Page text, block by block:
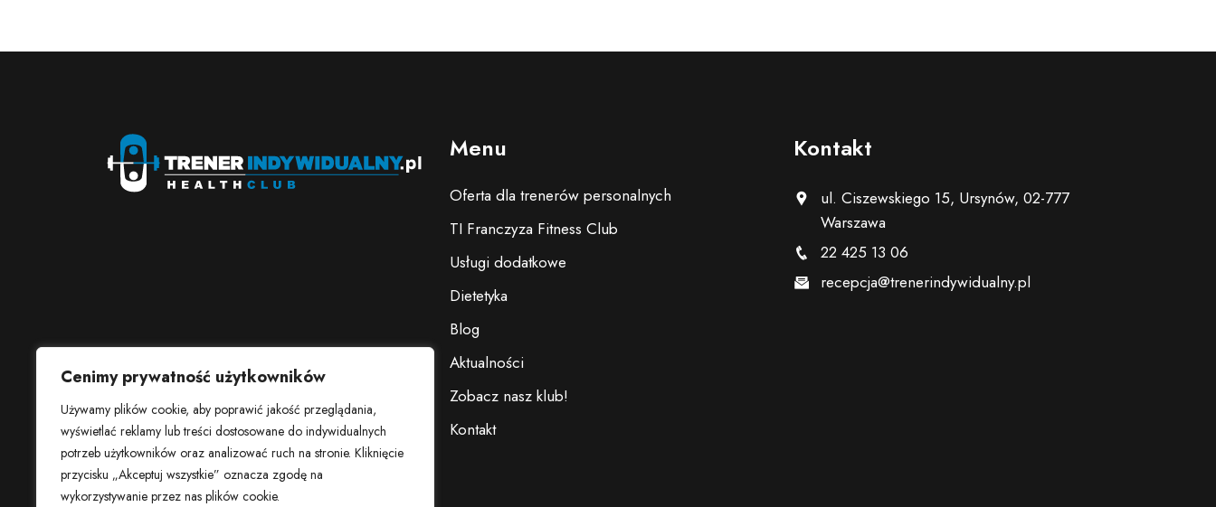
Cenimy prywatność użytkowników
Używamy plików cookie, aby poprawić jakość przeglądania,
wyświetlać reklamy lub treści dostosowane do indywidualnych
potrzeb użytkowników oraz analizować ruch na stronie. Kliknięcie
przycisku „Akceptuj wszystkie” oznacza zgodę na
wykorzystywanie przez nas plików cookie.
Menu
Oferta dla trenerów personalnych
TI Franczyza Fitness Club
Usługi dodatkowe
Dietetyka
Blog
Aktualności
Zobacz nasz klub!
Kontakt
Kontakt
ul. Ciszewskiego 15, Ursynów, 02-777
Warszawa
22 425 13 06
recepcja@trenerindywidualny.pl